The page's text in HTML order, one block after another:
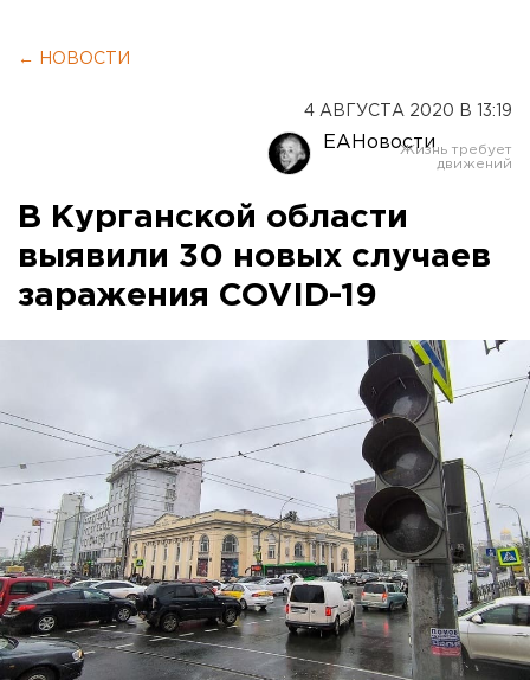
← НОВОСТИ
4 АВГУСТА 2020 В 13:19
ЕАНовости
В Курганской области
выявили 30 новых случаев
заражения COVID-19